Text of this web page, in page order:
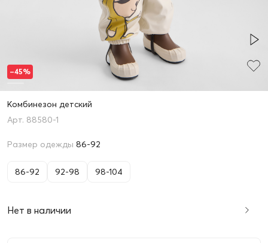
Комбинезон детский
88580-1
Размер одежды 86-92
86-92 92-98 98-104
Нет в наличии
–45%